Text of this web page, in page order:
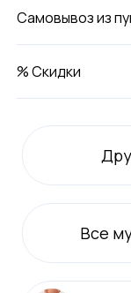
Самовывоз из
% Скидки
Все